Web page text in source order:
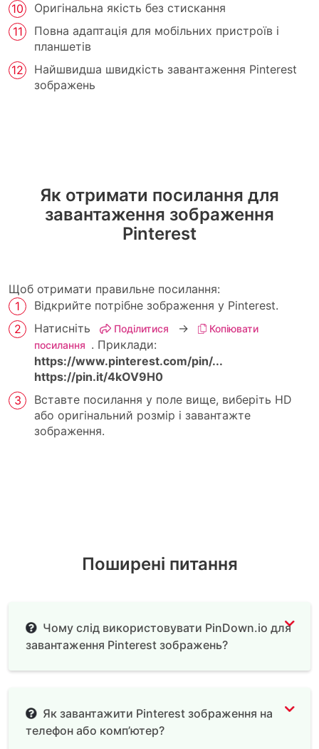
Оригінальна якість без стискання
Повна адаптація для мобільних пристроїв і
планшетів
Найшвидша швидкість завантаження Pinterest
зображень
Як отримати посилання для
завантаження зображення
Pinterest
Щоб отримати правильне посилання:
Відкрийте потрібне зображення у Pinterest.
Натисніть
Поділитися →
Копіювати
посилання . Приклади:
https://www.pinterest.com/pin/...
https://pin.it/4kOV9H0
Вставте посилання у поле вище, виберіть HD
або оригінальний розмір і завантажте
зображення.
Поширені питання
Чому слід використовувати PinDown.io для
завантаження Pinterest зображень?
Як завантажити Pinterest зображення на
телефон або комп’ютер?